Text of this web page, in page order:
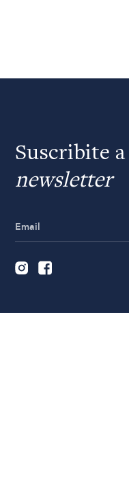
Suscribite
newsletter